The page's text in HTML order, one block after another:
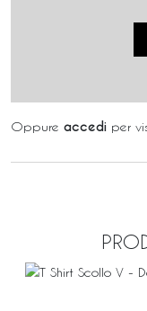
Oppure accedi per